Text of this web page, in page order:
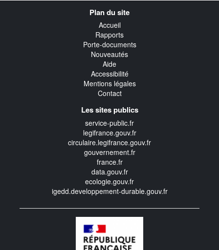
Plan du site
Accueil
Rapports
Porte-documents
Nouveautés
Aide
Accessibilité
Mentions légales
Contact
Les sites publics
service-public.fr
legifrance.gouv.fr
circulaire.legifrance.gouv.fr
gouvernement.fr
france.fr
data.gouv.fr
ecologie.gouv.fr
igedd.developpement-durable.gouv.fr